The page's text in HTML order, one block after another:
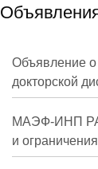
Объявление
докторской
Кузнецова
Евгеньевича
МАЭФ-ИНП
и
развития